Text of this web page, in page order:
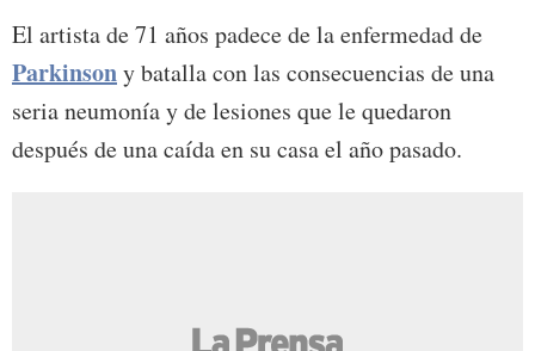
El artista de 71 años padece de la enfermedad de
Parkinsony batalla con las consecuencias de una
seria neumonía y de lesiones que le quedaron
después de una caída en su casa el año pasado.